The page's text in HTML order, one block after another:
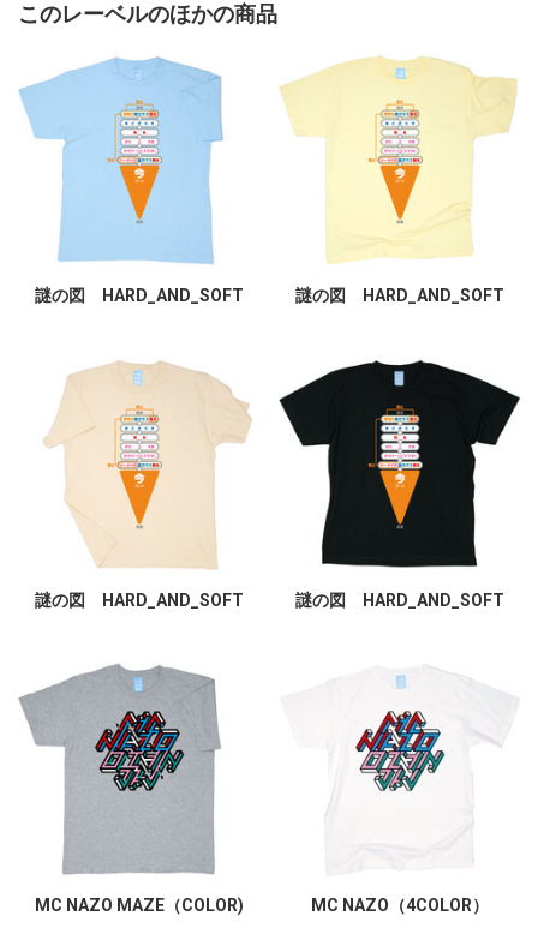
このレーベルのほかの商品
謎の図 HARD_AND_SOFT 謎の図 HARD_AND_SOFT
謎の図 HARD_AND_SOFT 謎の図 HARD_AND_SOFT
MC NAZO MAZE（COLOR) MC NAZO（4COLOR）